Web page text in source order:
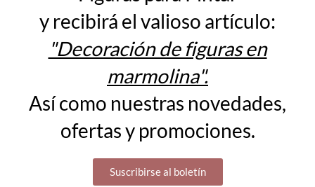
y recibirá el valioso artículo:
"Decoración de figuras en
marmolina".
Así como nuestras novedades,
ofertas y promociones.
Suscribirse al boletín